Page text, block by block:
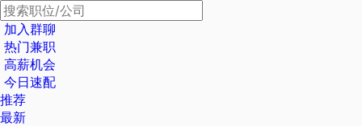
加入群聊
热门兼职
高薪机会
今日速配
推荐
最新